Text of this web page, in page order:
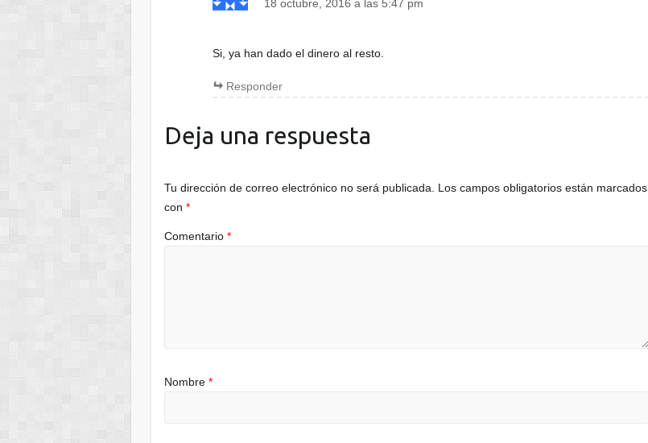
18 octubre, 2016 a las 5:47 pm
Si, ya han dado el dinero al resto.
Responder
Deja una respuesta
Tu dirección de correo electrónico no será publicada.
Los campos obligatorios están marcados
con*
Comentario*
Nombre*